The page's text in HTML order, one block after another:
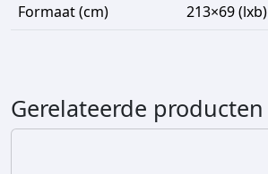
Formaat (cm)
213×69 (lxb)
Gerelateerde producten